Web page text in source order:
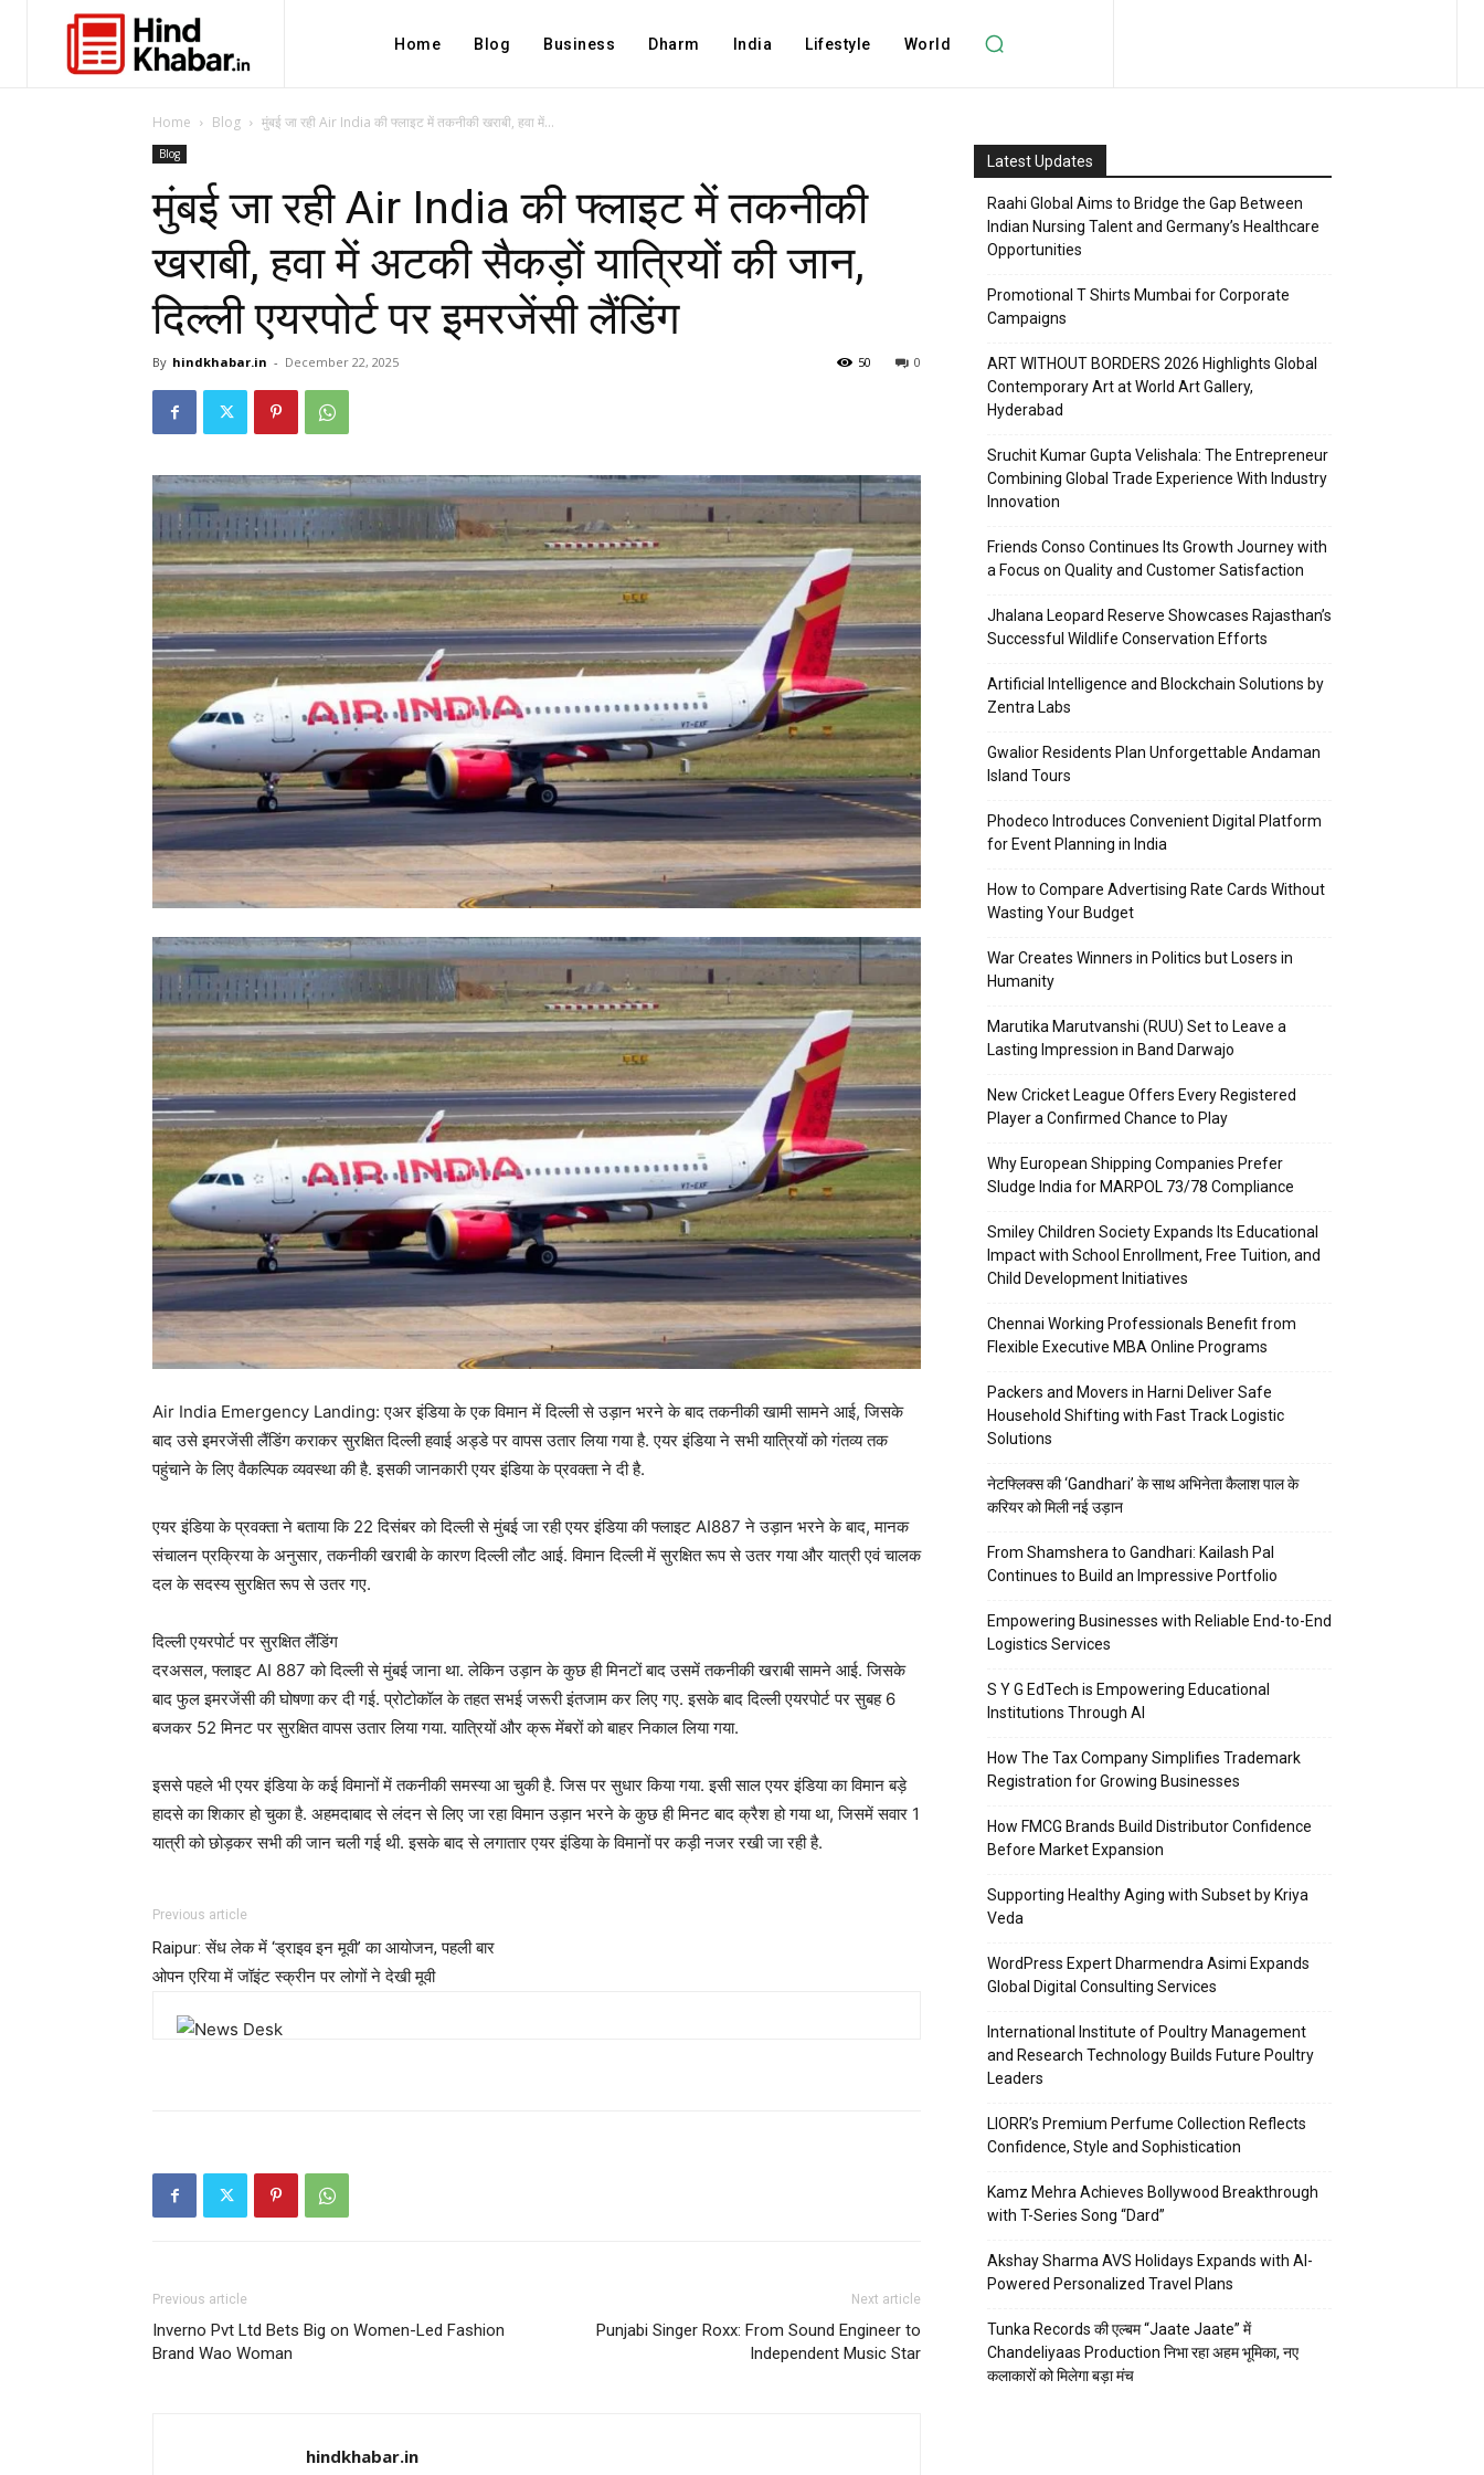
Home Blog Business Dharm India Lifestyle World
Home Blog मुंबई जा रही Air India की फ्लाइट में तकनीकी खराबी, हवा में...
Blog
मुंबई जा रही Air India की फ्लाइट में तकनीकी
खराबी, हवा में अटकी सैकड़ों यात्रियों की जान,
दिल्ली एयरपोर्ट पर इमरजेंसी लैंडिंग
By hindkhabar.in - December 22, 2025 0
50
Air India Emergency Landing: एअर इंडिया के एक विमान में दिल्ली से उड़ान भरने के बाद तकनीकी खामी सामने आई, जिसके
बाद उसे इमरजेंसी लैंडिंग कराकर सुरक्षित दिल्ली हवाई अड्डे पर वापस उतार लिया गया है. एयर इंडिया ने सभी यात्रियों को गंतव्य तक
पहुंचाने के लिए वैकल्पिक व्यवस्था की है. इसकी जानकारी एयर इंडिया के प्रवक्ता ने दी है.
एयर इंडिया के प्रवक्ता ने बताया कि 22 दिसंबर को दिल्ली से मुंबई जा रही एयर इंडिया की फ्लाइट AI887 ने उड़ान भरने के बाद, मानक
संचालन प्रक्रिया के अनुसार, तकनीकी खराबी के कारण दिल्ली लौट आई. विमान दिल्ली में सुरक्षित रूप से उतर गया और यात्री एवं चालक
दल के सदस्य सुरक्षित रूप से उतर गए.
दिल्ली एयरपोर्ट पर सुरक्षित लैंडिंग
दरअसल, फ्लाइट AI 887 को दिल्ली से मुंबई जाना था. लेकिन उड़ान के कुछ ही मिनटों बाद उसमें तकनीकी खराबी सामने आई. जिसके
बाद फुल इमरजेंसी की घोषणा कर दी गई. प्रोटोकॉल के तहत सभई जरूरी इंतजाम कर लिए गए. इसके बाद दिल्ली एयरपोर्ट पर सुबह 6
बजकर 52 मिनट पर सुरक्षित वापस उतार लिया गया. यात्रियों और क्रू मेंबरों को बाहर निकाल लिया गया.
इससे पहले भी एयर इंडिया के कई विमानों में तकनीकी समस्या आ चुकी है. जिस पर सुधार किया गया. इसी साल एयर इंडिया का विमान बड़े
हादसे का शिकार हो चुका है. अहमदाबाद से लंदन से लिए जा रहा विमान उड़ान भरने के कुछ ही मिनट बाद क्रैश हो गया था, जिसमें सवार 1
यात्री को छोड़कर सभी की जान चली गई थी. इसके बाद से लगातार एयर इंडिया के विमानों पर कड़ी नजर रखी जा रही है.
Previous article
Raipur: सेंध लेक में ‘ड्राइव इन मूवी’ का आयोजन, पहली बार
ओपन एरिया में जॉइंट स्क्रीन पर लोगों ने देखी मूवी
Previous article
Inverno Pvt Ltd Bets Big on Women-Led Fashion
Brand Wao Woman
Next article
Punjabi Singer Roxx: From Sound Engineer to
Independent Music Star
hindkhabar.in
Latest Updates
Raahi Global Aims to Bridge the Gap Between
Indian Nursing Talent and Germany’s Healthcare
Opportunities
Promotional T Shirts Mumbai for Corporate
Campaigns
ART WITHOUT BORDERS 2026 Highlights Global
Contemporary Art at World Art Gallery,
Hyderabad
Sruchit Kumar Gupta Velishala: The Entrepreneur
Combining Global Trade Experience With Industry
Innovation
Friends Conso Continues Its Growth Journey with
a Focus on Quality and Customer Satisfaction
Jhalana Leopard Reserve Showcases Rajasthan’s
Successful Wildlife Conservation Efforts
Artificial Intelligence and Blockchain Solutions by
Zentra Labs
Gwalior Residents Plan Unforgettable Andaman
Island Tours
Phodeco Introduces Convenient Digital Platform
for Event Planning in India
How to Compare Advertising Rate Cards Without
Wasting Your Budget
War Creates Winners in Politics but Losers in
Humanity
Marutika Marutvanshi (RUU) Set to Leave a
Lasting Impression in Band Darwajo
New Cricket League Offers Every Registered
Player a Confirmed Chance to Play
Why European Shipping Companies Prefer
Sludge India for MARPOL 73/78 Compliance
Smiley Children Society Expands Its Educational
Impact with School Enrollment, Free Tuition, and
Child Development Initiatives
Chennai Working Professionals Benefit from
Flexible Executive MBA Online Programs
Packers and Movers in Harni Deliver Safe
Household Shifting with Fast Track Logistic
Solutions
नेटफ्लिक्स की ‘Gandhari’ के साथ अभिनेता कैलाश पाल के
करियर को मिली नई उड़ान
From Shamshera to Gandhari: Kailash Pal
Continues to Build an Impressive Portfolio
Empowering Businesses with Reliable End-to-End
Logistics Services
S Y G EdTech is Empowering Educational
Institutions Through AI
How The Tax Company Simplifies Trademark
Registration for Growing Businesses
How FMCG Brands Build Distributor Confidence
Before Market Expansion
Supporting Healthy Aging with Subset by Kriya
Veda
WordPress Expert Dharmendra Asimi Expands
Global Digital Consulting Services
International Institute of Poultry Management
and Research Technology Builds Future Poultry
Leaders
LIORR’s Premium Perfume Collection Reflects
Confidence, Style and Sophistication
Kamz Mehra Achieves Bollywood Breakthrough
with T-Series Song “Dard”
Akshay Sharma AVS Holidays Expands with AI-
Powered Personalized Travel Plans
Tunka Records की एल्बम “Jaate Jaate” में
Chandeliyaas Production निभा रहा अहम भूमिका, नए
कलाकारों को मिलेगा बड़ा मंच